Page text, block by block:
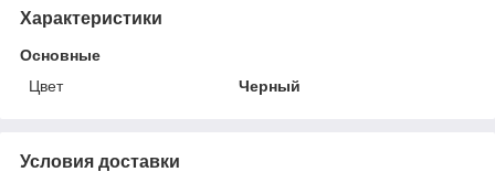
Характеристики
Основные
Цвет
Черный
Условия доставки